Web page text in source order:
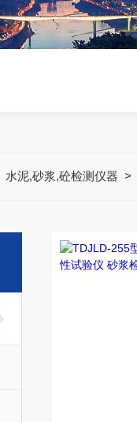
水泥,砂浆,砼检测仪器 >